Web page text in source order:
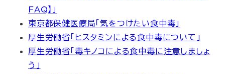
FAQ】」
東京都保健医療局「気をつけたい食中毒」
厚生労働省「ヒスタミンによる食中毒について」
厚生労働省「毒キノコによる食中毒に注意しましょ
う」